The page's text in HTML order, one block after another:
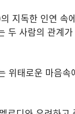
지독한 인연 속
두 사람의 관계
위태로운 마음속